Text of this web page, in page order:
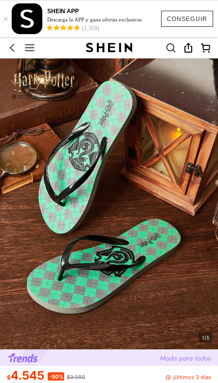
CONSEGUIR
×
SHEIN APP
Descarga la APP y gana ofertas exclusivas
(1,319)
1/5
$4.545 -50% $9.090 ¡Últimos 3 días